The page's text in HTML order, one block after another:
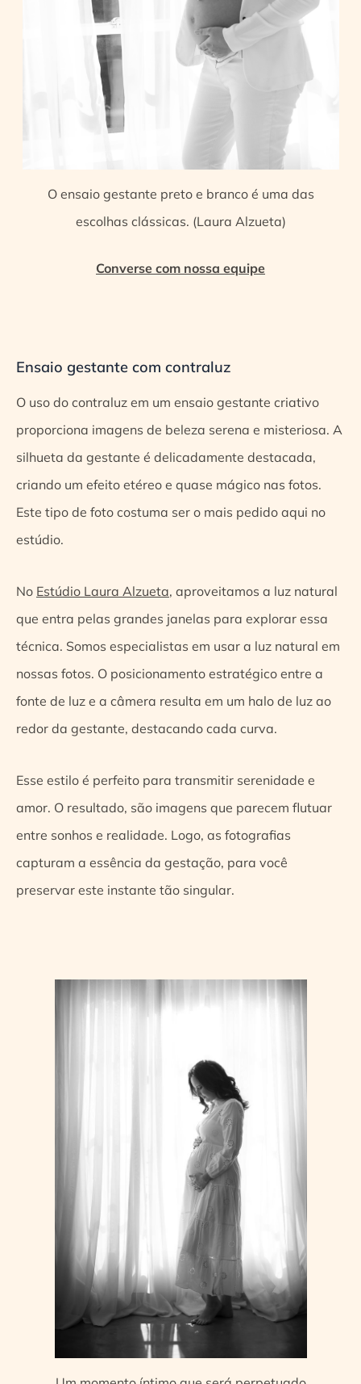
O ensaio gestante preto e branco é uma das
escolhas clássicas. (Laura Alzueta)
Converse com nossa equipe
Ensaio gestante com contraluz
O uso do contraluz em um ensaio gestante criativo
proporciona imagens de beleza serena e misteriosa. A
silhueta da gestante é delicadamente destacada,
criando um efeito etéreo e quase mágico nas fotos.
Este tipo de foto costuma ser o mais pedido aqui no
estúdio.
No Estúdio Laura Alzueta, aproveitamos a luz natural
que entra pelas grandes janelas para explorar essa
técnica. Somos especialistas em usar a luz natural em
nossas fotos. O posicionamento estratégico entre a
fonte de luz e a câmera resulta em um halo de luz ao
redor da gestante, destacando cada curva.
Esse estilo é perfeito para transmitir serenidade e
amor. O resultado, são imagens que parecem flutuar
entre sonhos e realidade. Logo, as fotografias
capturam a essência da gestação, para você
preservar este instante tão singular.